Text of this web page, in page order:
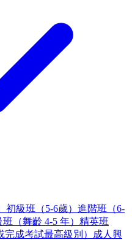
初級班（5-6歲） 進階班（6-
（舞齡 4-5 年） 精英班
成考試最高級別）
成人興